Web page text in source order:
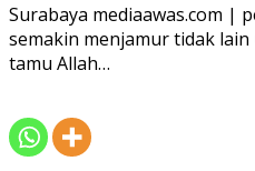
Surabaya mediaawas.com |
semakin menjamur tidak
tamu Allah…